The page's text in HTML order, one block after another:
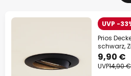
UVP -
Prios
schwarz,
9,90 €
UVP14,90 €
Extra-
10% Rabatt